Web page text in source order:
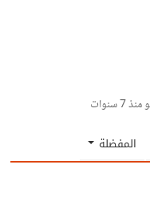
منذ7 سنوات
المفضلة